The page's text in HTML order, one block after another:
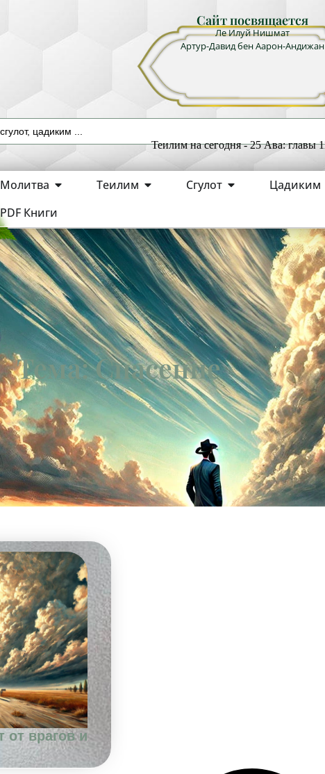
Сайт посвящается
Ле Илуй Нишмат
Артур-Давид бен Аарон-Андижан
Молитва Теилим Сгулот Цадиким
PDF Книги
Тема: Спасение
врагов и